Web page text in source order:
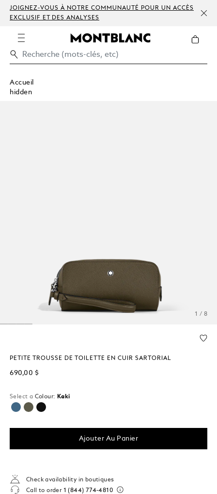
JOIGNEZ-VOUS À NOTRE COMMUNAUTÉ POUR UN ACCÈS
EXCLUSIF ET DES ANALYSES
Accueil
hidden
1 / 8
PETITE TROUSSE DE TOILETTE EN CUIR SARTORIAL
690,00 $
Select a Colour: Kaki
sélectionné
Ajouter Au Panier
Check availability in boutiques
Call to order 1 (844) 774-4810